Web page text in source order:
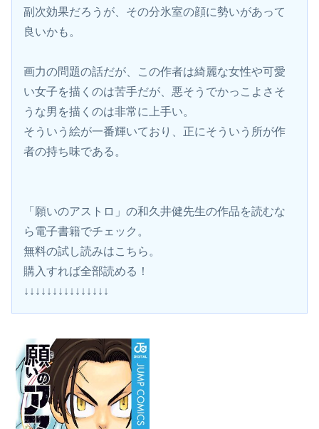
副次効果だろうが、その分氷室の顔に勢いがあって
良いかも。
画力の問題の話だが、この作者は綺麗な女性や可愛
い女子を描くのは苦手だが、悪そうでかっこよさそ
うな男を描くのは非常に上手い。
そういう絵が一番輝いており、正にそういう所が作
者の持ち味である。
「願いのアストロ」の和久井健先生の作品を読むな
ら電子書籍でチェック。
無料の試し読みはこちら。
購入すれば全部読める！
↓↓↓↓↓↓↓↓↓↓↓↓↓↓↓